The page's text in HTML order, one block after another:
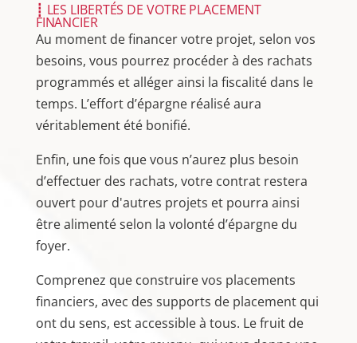
┋ LES LIBERTÉS DE VOTRE PLACEMENT
FINANCIER
Au moment de financer votre projet, selon vos
besoins, vous pourrez procéder à des rachats
programmés et alléger ainsi la fiscalité dans le
temps. L’effort d’épargne réalisé aura
véritablement été bonifié.
Enfin, une fois que vous n’aurez plus besoin
d’effectuer des rachats, votre contrat restera
ouvert pour d'autres projets et pourra ainsi
être alimenté selon la volonté d’épargne du
foyer.
Comprenez que construire vos placements
financiers, avec des supports de placement qui
ont du sens, est accessible à tous. Le fruit de